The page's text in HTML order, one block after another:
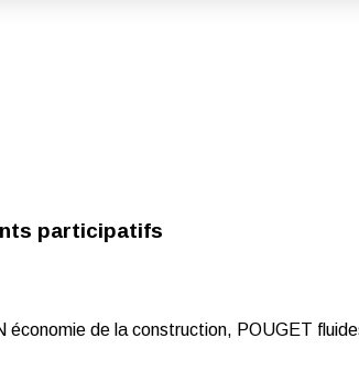
participatifs
de la construction, POUGET